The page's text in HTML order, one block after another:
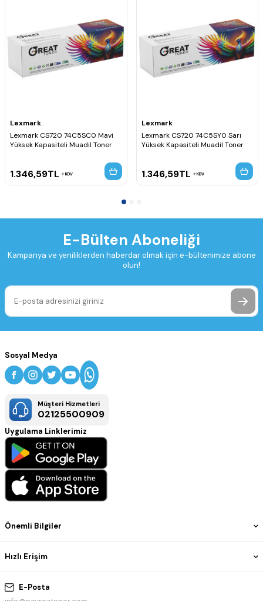
Lexmark
Lexmark CS720 74C5SC0 Mavi
Yüksek Kapasiteli Muadil Toner
1.346,59TL KDV
Lexmark
Lexmark CS720 74C5SY0 Sarı
Yüksek Kapasiteli Muadil Toner
1.346,59TL KDV
E-Bülten Aboneliği
Kampanya ve yeniliklerden haberdar olmak için e-bültenimize abone
olun!
E-Posta
Önemli Bilgiler
Hızlı Erişim
Sosyal Medya
Müşteri Hizmetleri
02125500909
Uygulama Linklerimiz